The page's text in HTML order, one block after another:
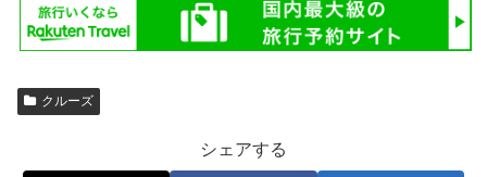
クルーズ
シェアする